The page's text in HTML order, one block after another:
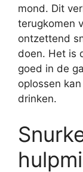
mond. Dit
terugkomen
ontzettend
doen. Het is
goed in de
oplossen
drinken.